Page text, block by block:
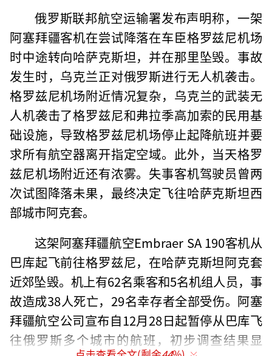
俄罗斯联邦航空运输署发布声明称，一架
阿塞拜疆客机在尝试降落在车臣格罗兹尼机场
时中途转向哈萨克斯坦，并在那里坠毁。事故
发生时，乌克兰正对俄罗斯进行无人机袭击。
格罗兹尼机场附近情况复杂，乌克兰的武装无
人机袭击了格罗兹尼和弗拉季高加索的民用基
础设施，导致格罗兹尼机场停止起降航班并要
求所有航空器离开指定空域。此外，当天格罗
兹尼机场附近还有浓雾。失事客机驾驶员曾两
次试图降落未果，最终决定飞往哈萨克斯坦西
部城市阿克套。
这架阿塞拜疆航空Embraer SA 190客机从
巴库起飞前往格罗兹尼，在哈萨克斯坦阿克套
近郊坠毁。机上有62名乘客和5名机组人员，事
故造成38人死亡，29名幸存者全部受伤。阿塞
拜疆航空公司宣布自12月28日起暂停从巴库飞
往俄罗斯多个城市的航班，初步调查结果显